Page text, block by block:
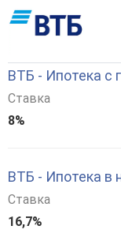
ВТБ - Ипотека с
Ставка
8%
ВТБ - Ипотека в
Ставка
16,7%